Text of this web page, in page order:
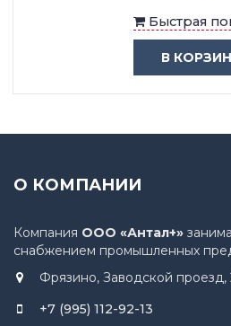
Быстрая
В
О КОМПАНИИ
Компания ООО «Антал+»
снабжением промышленных
Фрязино, Заводской проезд,
+7 (995) 112-92-13